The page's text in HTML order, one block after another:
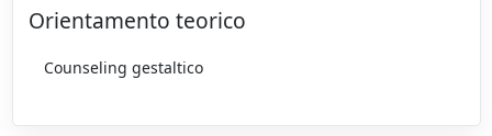
Orientamento teorico
Counseling gestaltico